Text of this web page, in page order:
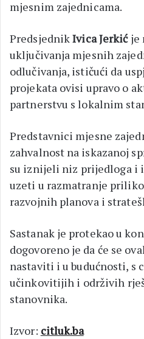
mjesnim zajednicama.
PredsjednikIvica Jerkićje
uključivanja mjesnih
odlučivanja, ističući da
projekata ovisi upravo o
partnerstvu s lokalnim
Predstavnici mjesne
zahvalnost na iskazanoj
su iznijeli niz prijedloga i
uzeti u razmatranje
razvojnih planova i
Sastanak je protekao u
dogovoreno je da će se
nastaviti i u budućnosti, s
učinkovitijih i održivih
stanovnika.
Izvor: citluk.ba